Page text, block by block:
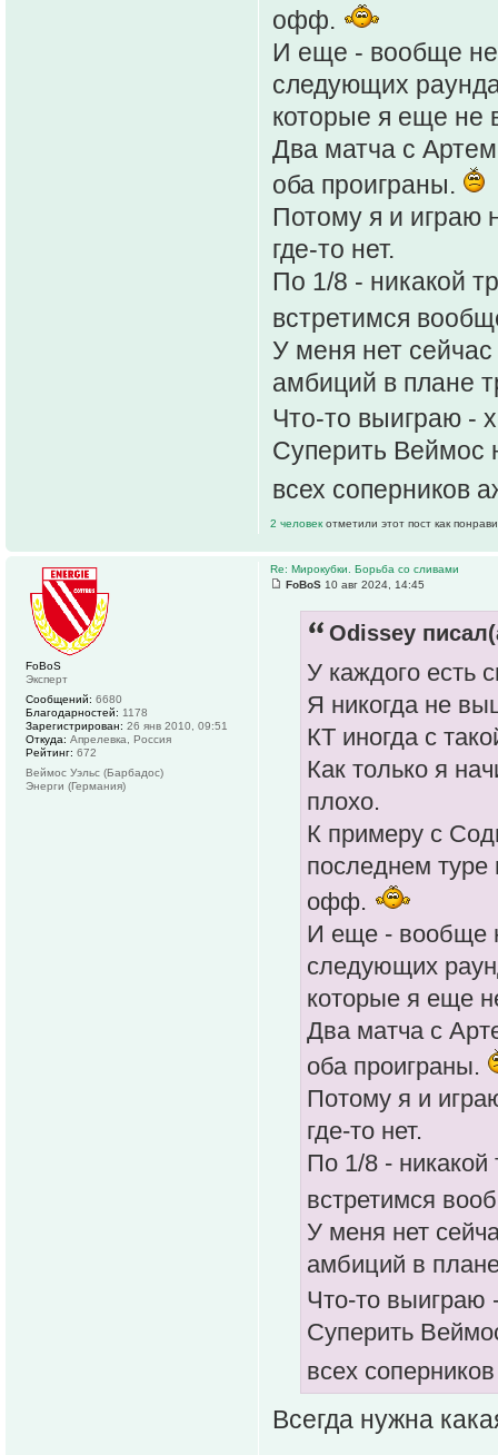
офф.
И еще - вообще не
следующих
которые я еще не
Два матча с
оба проиграны.
Потому я и играю
где-то нет.
По 1/8 - никакой
встретимся
У меня нет сейчас
амбиций в плане
Что-то выиграю -
Суперить Веймос
всех соперников
2 человек отметили этот пост как
Re: Мирокубки. Борьба со сливами
FoBoS 10 авг 2024, 14:45
Odissey
У каждого есть
Я никогда не
КТ иногда с
Как только я
плохо.
К примеру с
последнем
офф.
И еще - вообще
следующих
которые я еще
Два матча с
оба проиграны.
Потому я и
где-то нет.
По 1/8 -
встретимся
У меня нет
амбиций в
Что-то
Суперить
всех
Всегда нужна
FoBoS
Эксперт
Сообщений: 6680
Благодарностей: 1178
Зарегистрирован: 26 янв 2010, 09:51
Откуда: Апрелевка, Россия
Рейтинг: 672
Веймос Уэльс (Барбадос)
Энерги (Германия)